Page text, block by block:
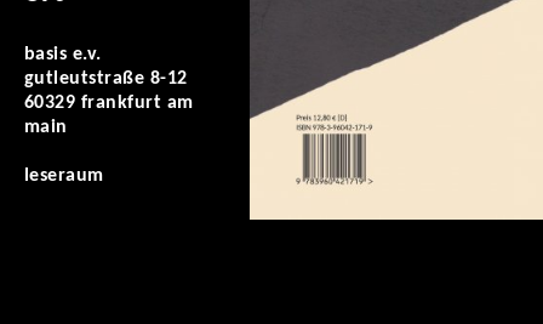
basis e.v.
gutleutstraße 8-12
60329 frankfurt am
main
leseraum